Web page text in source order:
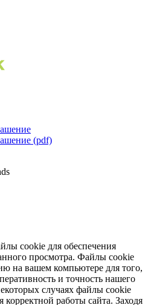
(pdf)
cookie для обеспечения
просмотра. Файлы cookie
на вашем компьютере для того,
и точность нашего
случаях файлы cookie
работы сайта. Заходя